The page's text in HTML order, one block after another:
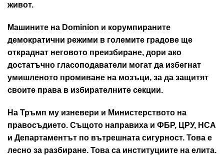
живот.
Машините на Dominion и корумпираните
демократични режими в големите градове ще
откраднат неговото преизбиране, дори ако
достатъчно гласоподаватели могат да избегнат
умишленото промиване на мозъци, за да защитят
своите права в избирателните секции.
На Тръмп му изневери и Министерството на
правосъдието. Същото направиха и ФБР, ЦРУ, НСА
и Департаментът по вътрешната сигурност. Това е
лесно за разбиране. Това са институциите на елита.